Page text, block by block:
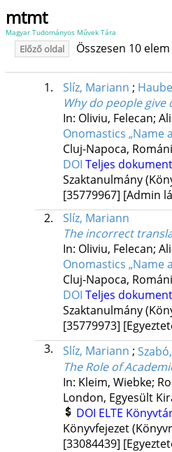
mtmt
Magyar Tudományos Művek Tára
Előző oldal Összesen 10
1. Slíz, Mariann ;
Why do people
In: Oliviu, Felecan;
Onomastics „Name
Cluj-Napoca,
DOI Teljes
Szaktanulmány
[35779967] [Admin
2.
Slíz, Mariann
The incorrect
In: Oliviu, Felecan;
Onomastics „Name
Cluj-Napoca,
DOI Teljes
Szaktanulmány
[35779973]
3.
Slíz, Mariann ;
The Role of
In: Kleim, Wiebke;
London, Egyesült
DOI ELTE
Könyvfejezet
[33084439]